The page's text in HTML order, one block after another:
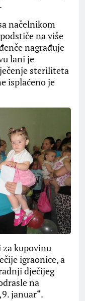
načelnikom
na više
nagrađuje
lani je
steriliteta
isplaćeno je
za kupovinu
igraonice, a
dječijeg
na
januar“.